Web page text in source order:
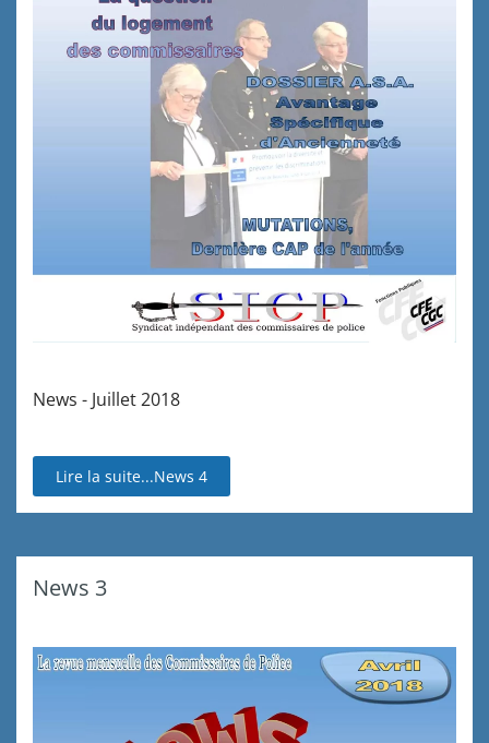
News - Juillet 2018
Lire la suite...News 4
News 3